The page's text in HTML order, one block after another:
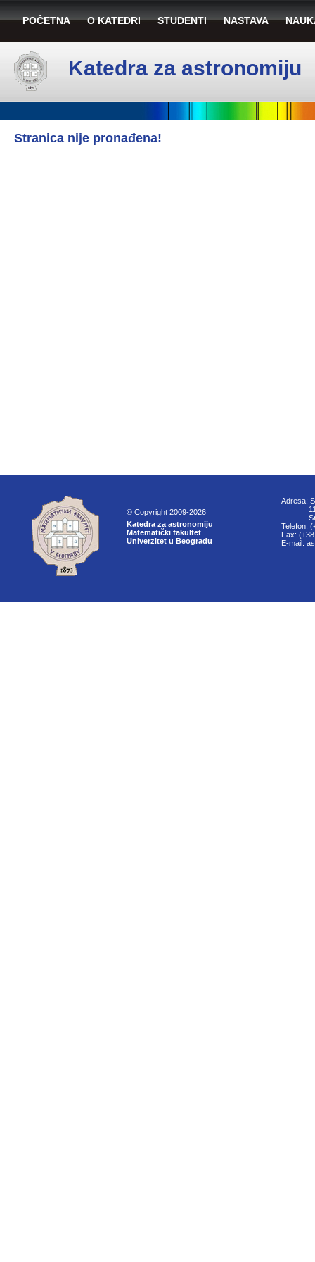
POČETNA O KATEDRI STUDENTI NASTAVA
Katedra za astronomiju
Stranica nije pronađena!
© Copyright 2009-2026
Katedra za astronomiju
Matematički fakultet
Univerzitet u Beogradu
Adresa:
Telefon:
Fax:
E-mail: